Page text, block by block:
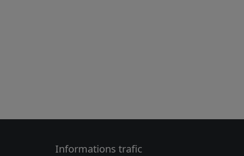
Informations trafic